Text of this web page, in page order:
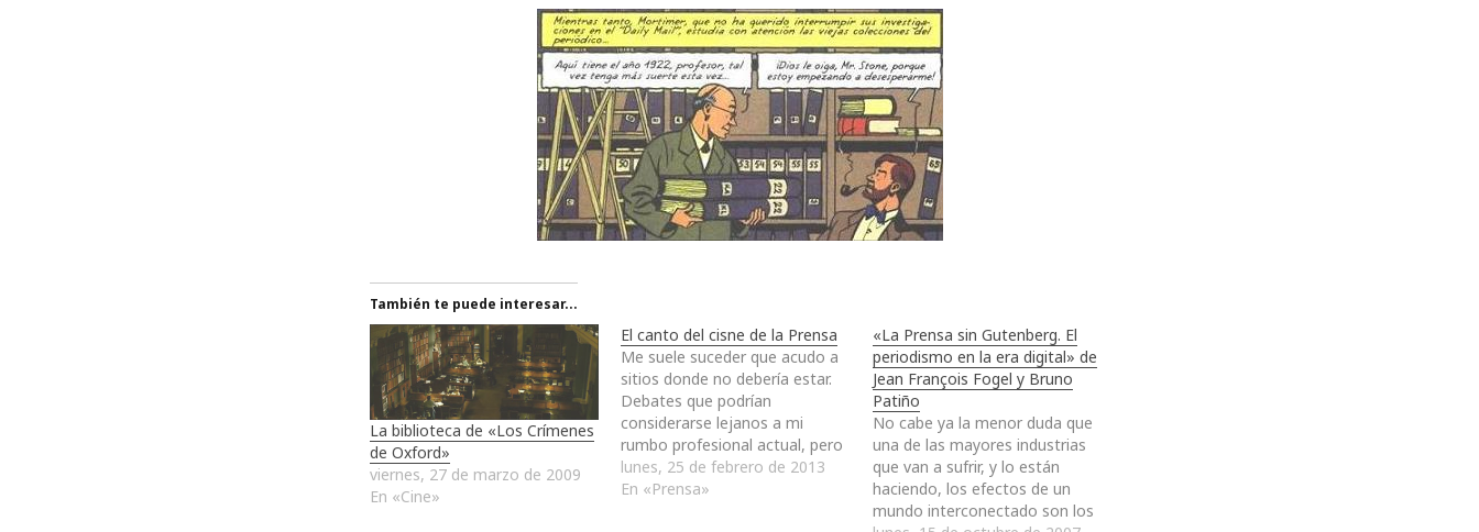
También te puede interesar...
La biblioteca de «Los Crímenes
de Oxford»
viernes, 27 de marzo de 2009
En «Cine»
El canto del cisne de la Prensa
Me suele suceder que acudo a
sitios donde no debería estar.
Debates que podrían
considerarse lejanos a mi
rumbo profesional actual, pero
que no puedo evitar como
ciudadano ni como observador
lunes, 25 de febrero de 2013
En «Prensa»
«La Prensa sin Gutenberg. El
periodismo en la era digital» de
Jean François Fogel y Bruno
Patiño
No cabe ya la menor duda que
una de las mayores industrias
que van a sufrir, y lo están
haciendo, los efectos de un
mundo interconectado son los